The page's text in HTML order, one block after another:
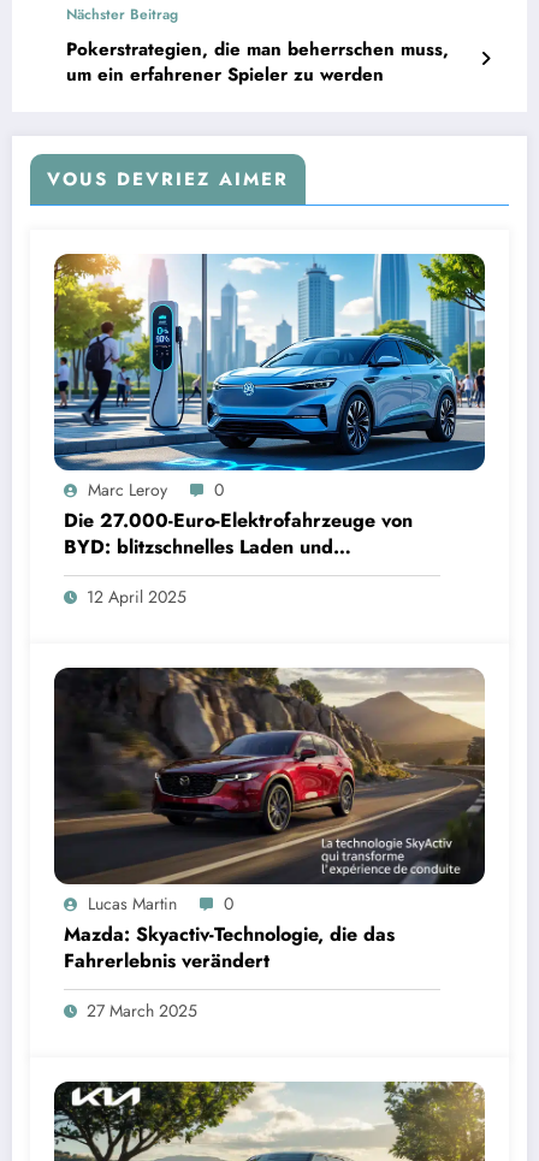
Nächster Beitrag
Pokerstrategien, die man beherrschen muss,
um ein erfahrener Spieler zu werden
VOUS DEVRIEZ AIMER
Marc Leroy 0
Die 27.000-Euro-Elektrofahrzeuge von
BYD: blitzschnelles Laden und
beeindruckende Innovation
12 April 2025
Lucas Martin 0
Mazda: Skyactiv-Technologie, die das
Fahrerlebnis verändert
27 March 2025